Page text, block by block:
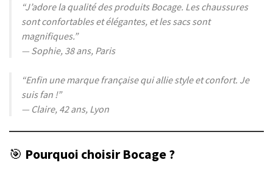
“J’adore la qualité des produits Bocage. Les chaussures
sont confortables et élégantes, et les sacs sont
magnifiques.”
— Sophie, 38 ans, Paris​
“Enfin une marque française qui allie style et confort. Je
suis fan !”
— Claire, 42 ans, Lyon​
🎯 Pourquoi choisir Bocage ?